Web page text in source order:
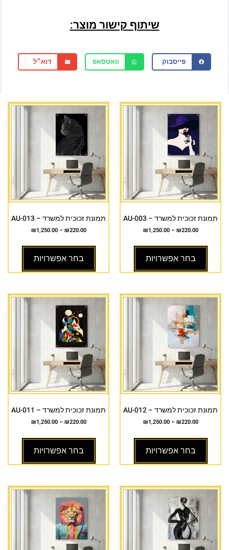
שיתוף קישור מוצר:
פייסבוק וואטסאפ דוא״ל
תמונת זכוכית למשרד – AU-003
₪220.00
–
₪1,250.00
בחר אפשרויות
תמונת זכוכית למשרד – AU-013
₪220.00
–
₪1,250.00
בחר אפשרויות
תמונת זכוכית למשרד – AU-012
₪220.00
–
₪1,250.00
בחר אפשרויות
תמונת זכוכית למשרד – AU-011
₪220.00
–
₪1,250.00
בחר אפשרויות